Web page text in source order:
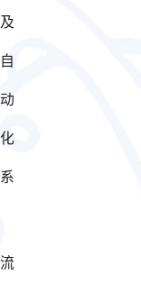
及
自
动
化
系
流